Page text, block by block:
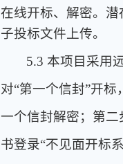
在线开标、解密。
子投标文件上传。
5.3 本项目采用
对“第一个信封”开
一个信封解密；第
书登录“不见面开标